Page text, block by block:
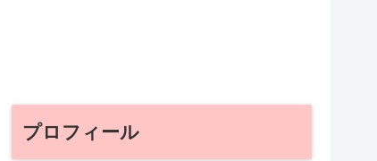
プロフィール